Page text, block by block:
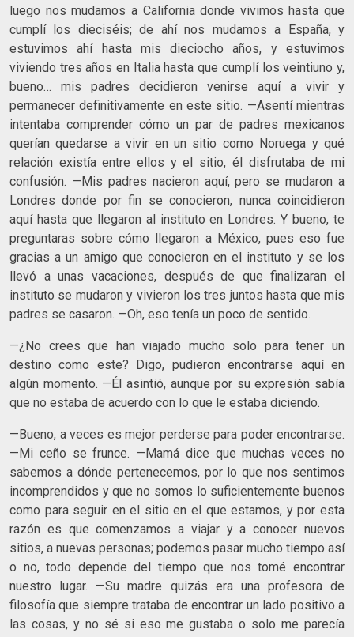
luego nos mudamos a California donde vivimos hasta que
cumplí los dieciséis; de ahí nos mudamos a España, y
estuvimos ahí hasta mis dieciocho años, y estuvimos
viviendo tres años en Italia hasta que cumplí los veintiuno y,
bueno… mis padres decidieron venirse aquí a vivir y
permanecer definitivamente en este sitio. —Asentí mientras
intentaba comprender cómo un par de padres mexicanos
querían quedarse a vivir en un sitio como Noruega y qué
relación existía entre ellos y el sitio, él disfrutaba de mi
confusión. —Mis padres nacieron aquí, pero se mudaron a
Londres donde por fin se conocieron, nunca coincidieron
aquí hasta que llegaron al instituto en Londres. Y bueno, te
preguntaras sobre cómo llegaron a México, pues eso fue
gracias a un amigo que conocieron en el instituto y se los
llevó a unas vacaciones, después de que finalizaran el
instituto se mudaron y vivieron los tres juntos hasta que mis
padres se casaron. —Oh, eso tenía un poco de sentido.
—¿No crees que han viajado mucho solo para tener un
destino como este? Digo, pudieron encontrarse aquí en
algún momento. —Él asintió, aunque por su expresión sabía
que no estaba de acuerdo con lo que le estaba diciendo.
—Bueno, a veces es mejor perderse para poder encontrarse.
—Mi ceño se frunce. —Mamá dice que muchas veces no
sabemos a dónde pertenecemos, por lo que nos sentimos
incomprendidos y que no somos lo suficientemente buenos
como para seguir en el sitio en el que estamos, y por esta
razón es que comenzamos a viajar y a conocer nuevos
sitios, a nuevas personas; podemos pasar mucho tiempo así
o no, todo depende del tiempo que nos tomé encontrar
nuestro lugar. —Su madre quizás era una profesora de
filosofía que siempre trataba de encontrar un lado positivo a
las cosas, y no sé si eso me gustaba o solo me parecía